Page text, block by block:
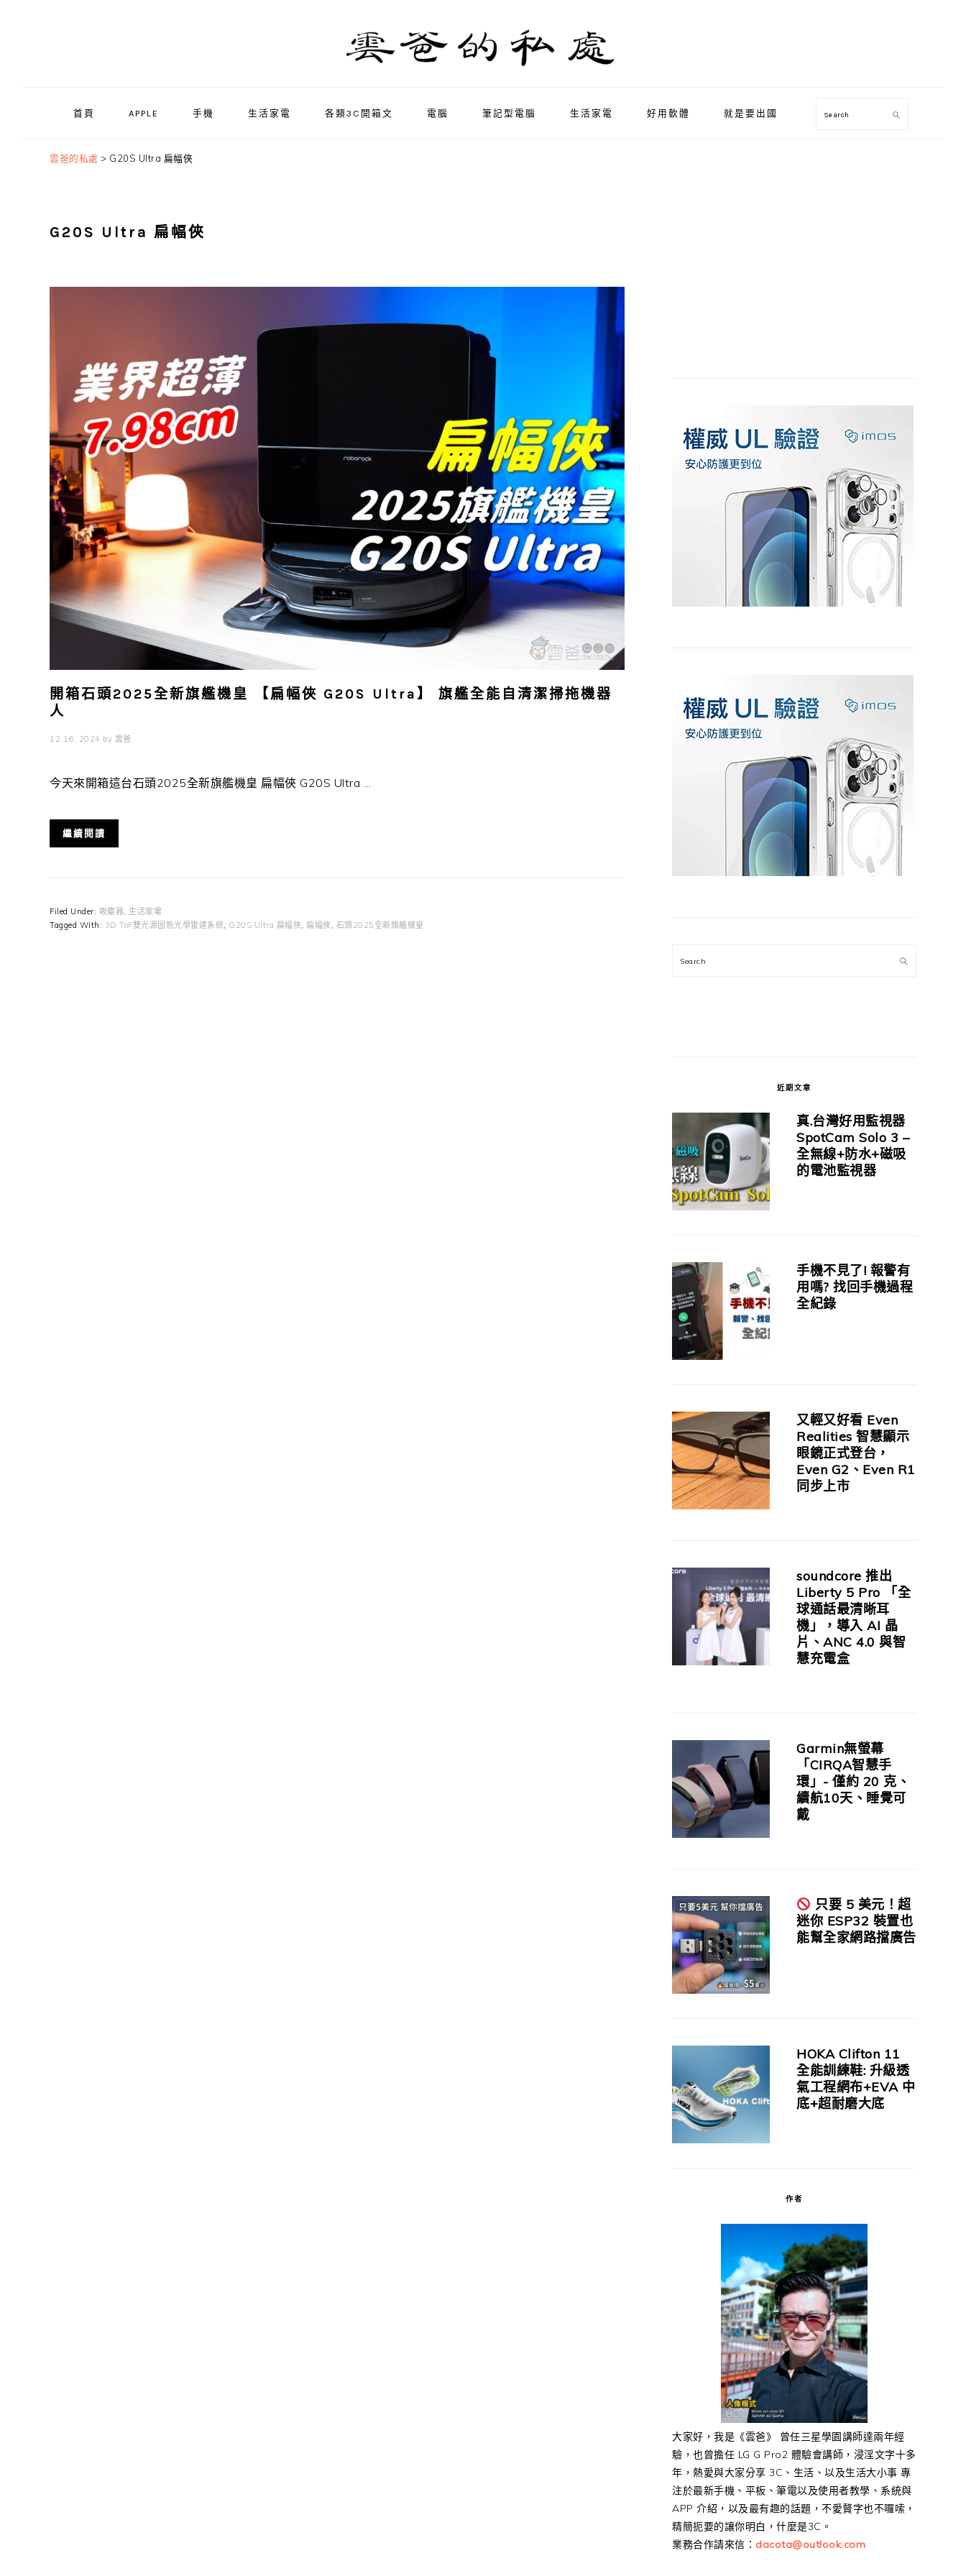
首頁 APPLE 手機 生活家電 各類3C開箱文 電腦 筆記型電腦 生活家電 好用軟體 就是要出國 Search
雲爸的私處 > G20S Ultra 扁幅俠
G20S Ultra 扁幅俠
開箱石頭2025全新旗艦機皇 【扁幅俠 G20S Ultra】 旗艦全能自清潔掃拖機器
人
12 16, 2024 by 雲爸
今天來開箱這台石頭2025全新旗艦機皇 扁幅俠 G20S Ultra ...
繼續閱讀
Filed Under: 吸塵器, 生活家電
Tagged With: 3D ToF雙光源固態光學雷達系統, G20S Ultra 扁幅俠, 扁幅俠, 石頭2025全新旗艦機皇
Search
近期文章
真.台灣好用監視器
SpotCam Solo 3 –
全無線+防水+磁吸
的電池監視器
手機不見了! 報警有
用嗎? 找回手機過程
全紀錄
又輕又好看 Even
Realities 智慧顯示
眼鏡正式登台，
Even G2、Even R1
同步上市
soundcore 推出
Liberty 5 Pro 「全
球通話最清晰耳
機」，導入 AI 晶
片、ANC 4.0 與智
慧充電盒
Garmin無螢幕
「CIRQA智慧手
環」- 僅約 20 克、
續航10天、睡覺可
戴
只要 5 美元！超
迷你 ESP32 裝置也
能幫全家網路擋廣告
HOKA Clifton 11
全能訓練鞋: 升級透
氣工程網布+EVA 中
底+超耐磨大底
作者
大家好，我是《雲爸》 曾任三星學園講師達兩年經
驗，也曾擔任 LG G Pro2 體驗會講師，浸淫文字十多
年，熱愛與大家分享 3C、生活、以及生活大小事 專
注於最新手機、平板、筆電以及使用者教學、系統與
APP 介紹，以及最有趣的話題，不愛贅字也不囉嗦，
精簡扼要的讓你明白，什麼是3C。
業務合作請來信： dacota@outlook.com